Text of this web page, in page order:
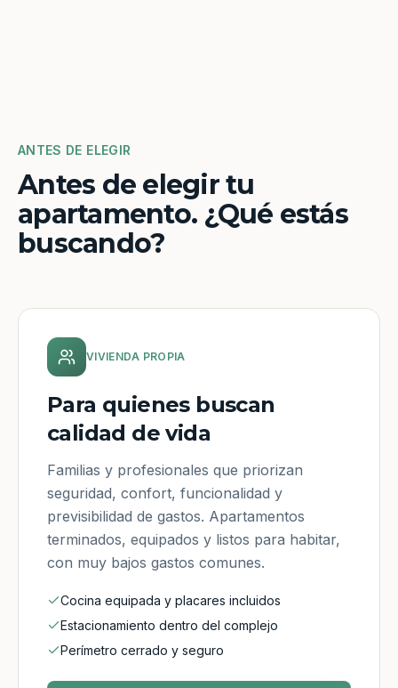
ANTES DE ELEGIR
Antes de elegir tu
apartamento. ¿Qué estás
buscando?
VIVIENDA PROPIA
Para quienes buscan
calidad de vida
Familias y profesionales que priorizan
seguridad, confort, funcionalidad y
previsibilidad de gastos. Apartamentos
terminados, equipados y listos para habitar,
con muy bajos gastos comunes.
Cocina equipada y placares incluidos
Estacionamiento dentro del complejo
Perímetro cerrado y seguro